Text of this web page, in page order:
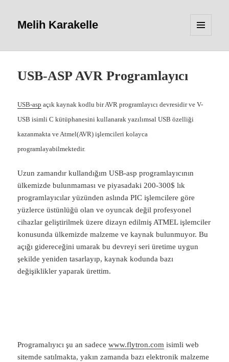
Melih Karakelle
WIDGETS
USB-ASP AVR Programlayıcı
USB-asp açık kaynak kodlu bir AVR programlayıcı devresidir ve V-
USB isimli C kütüphanesini kullanarak yazılımsal USB özelliği
kazanmakta ve Atmel(AVR) işlemcileri kolayca
programlayabilmektedir.
Uzun zamandır kullandığım USB-asp programlayıcının
ülkemizde bulunmaması ve piyasadaki 200-300$ lık
programlayıcılar yüzünden aslında PIC işlemcilere göre
yüzlerce üstünlüğü olan ve oyuncak değil profesyonel
cihazlar geliştirilmek üzere dizayn edilmiş ATMEL işlemciler
konusunda ülkemizde malzeme ve kaynak bulunmuyor. Bu
açığı gidereceğini umarak bu devreyi seri üretime uygun
şekilde yeniden tasarlayıp, kaynak kodunda bazı
değişiklikler yaparak ürettim.
Programalıyıcı şu an sadecewww.flytron.com isimli web
sitemde satılmakta, yakın zamanda bazı elektronik malzeme